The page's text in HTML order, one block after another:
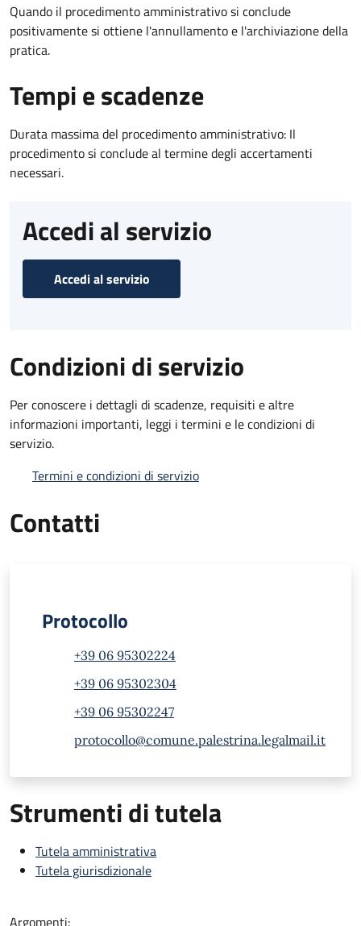
Quando il procedimento amministrativo si conclude
positivamente si ottiene l'annullamento e l'archiviazione della
pratica.
Tempi e scadenze
Durata massima del procedimento amministrativo: Il
procedimento si conclude al termine degli accertamenti
necessari.
Accedi al servizio
Accedi al servizio
Condizioni di servizio
Per conoscere i dettagli di scadenze, requisiti e altre
informazioni importanti, leggi i termini e le condizioni di
servizio.
Termini e condizioni di servizio
Contatti
Protocollo
+39 06 95302224
+39 06 95302304
+39 06 95302247
protocollo@comune.palestrina.legalmail.it
Strumenti di tutela
Tutela amministrativa
Tutela giurisdizionale
Argomenti: